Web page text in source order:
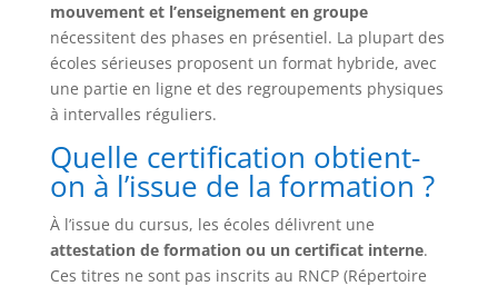
mouvement et l’enseignement en groupe
nécessitent des phases en présentiel. La plupart des
écoles sérieuses proposent un format hybride, avec
une partie en ligne et des regroupements physiques
à intervalles réguliers.
Quelle certification obtient-
on à l’issue de la formation ?
À l’issue du cursus, les écoles délivrent une
attestation de formation ou un certificat interne.
Ces titres ne sont pas inscrits au RNCP (Répertoire